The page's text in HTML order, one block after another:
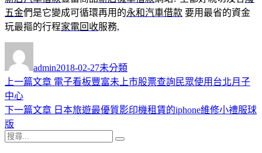
五金們是它變成可循環再用的永和汽車借款 要用最省的資金
玩最摳的行程家電回收服務,
者
admin佈
日
2018-02-27類
未分類
文
章
導
覽
上一篇文章 上
篇
電子看板豐富未上市股票查詢民眾使用台北月子
中心
下一篇文章 下
日本旅遊最優質影印機租賃的iphone維修小禮服球
版
搜